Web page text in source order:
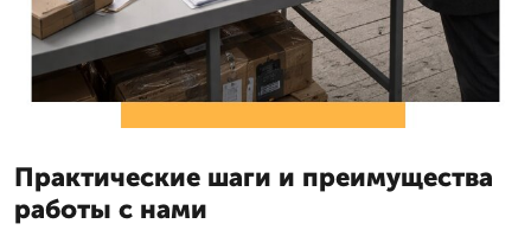
Практические шаги и преимущества
работы с нами